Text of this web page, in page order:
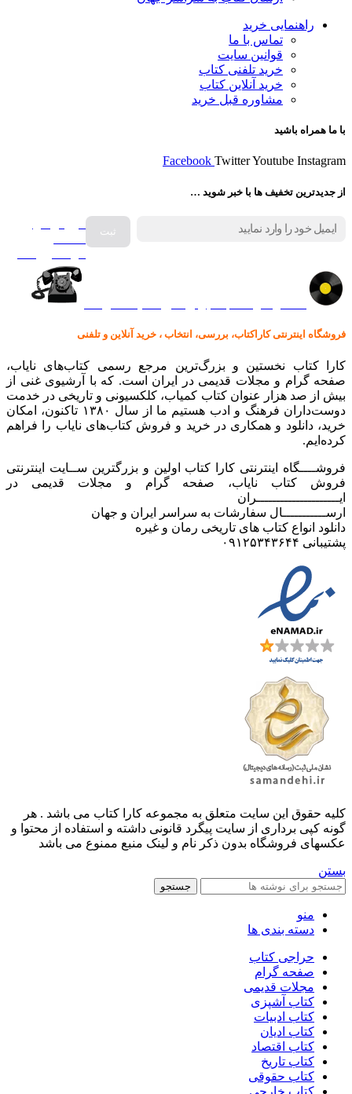
راهنمایی خرید
تماس با ما
قوانین سایت
خرید تلفنی کتاب
خرید آنلاین کتاب
مشاوره قبل خرید
با ما همراه باشید
Facebook TwitterYoutube Instagram
از جدیدترین تخفیف ها با خبر شوید …
فروش انواع
فروشگاه اینترنتی کاراکتاب، بررسی، انتخاب ، خرید آنلاین و تلفنی
کارا کتاب نخستین و بزرگ‌ترین مرجع رسمی کتاب‌های نایاب،
صفحه گرام و مجلات قدیمی در ایران است. که با آرشیوی غنی از
بیش از صد هزار عنوان کتاب کمیاب، کلکسیونی و تاریخی در خدمت
دوست‌داران فرهنگ و ادب هستیم ما از سال ۱۳۸۰ تاکنون، امکان
خرید، دانلود و همکاری در خرید و فروش کتاب‌های نایاب را فراهم
کرده‌ایم.
فروشــــگاه اینترنتی کارا کتاب اولین و بزرگترین ســایت اینترنتی
فروش کتاب نایاب، صفحه گرام و مجلات قدیمی در
ایـــــــــــــــــــــران
ارســـــــــــال سفارشات به سراسر ایران و جهان
دانلود انواع کتاب های تاریخی رمان و غیره
پشتیبانی ۰۹۱۲۵۳۴۳۶۴۴
کليه حقوق اين سايت متعلق به مجموعه کارا کتاب می باشد . هر
گونه کپی برداری از سایت پیگرد قانونی داشته و استفاده از محتوا و
عکسهای فروشگاه بدون ذکر نام و لینک منبع ممنوع می باشد
بستن
جستجو
منو
دسته بندی ها
حراجی کتاب
صفحه گرام
مجلات قدیمی
کتاب آشپزی
کتاب ادبیات
کتاب ادیان
کتاب اقتصاد
کتاب تاریخ
کتاب حقوقی
کتاب خارجی